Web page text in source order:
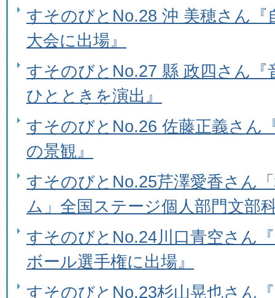
すそのびとNo.28 沖 美穂さん『
大会に出場』
すそのびとNo.27 縣 政四さん『
ひとときを演出』
すそのびとNo.26 佐藤正義さん
の景観』
すそのびとNo.25芹澤愛香さん
ム」全国ステージ個人部門文部
すそのびとNo.24川口青空さん
ボール選手権に出場』
すそのびとNo.23杉山晃也さん